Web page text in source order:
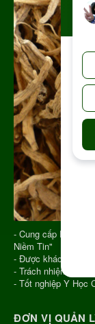
- Cung cấp Dược
Niềm Tin"
- Được khách hàng
- Trách nhiệm trên
- Tốt nghiệp Y Học
ĐƠN VỊ QUẢN